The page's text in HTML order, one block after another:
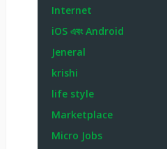
Internet
iOS এবং Android
Jeneral
krishi
life style
Marketplace
Micro Jobs